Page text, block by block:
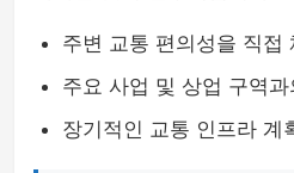
주변 교통 편의성을 직접
주요 사업 및 상업 구역
장기적인 교통 인프라 계